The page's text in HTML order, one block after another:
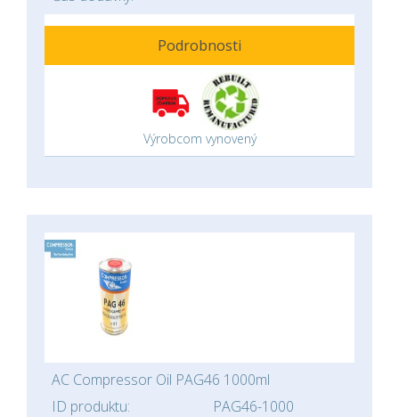
Podrobnosti
Výrobcom vynovený
AC Compressor Oil PAG46 1000ml
ID produktu:
PAG46-1000